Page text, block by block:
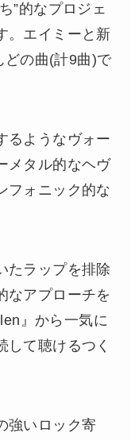
”的なプロジェ
。エイミーと新
どの曲(計9曲)で
るようなヴォー
メタル的なヘヴ
フォニック的な
たラップを排除
なアプローチを
』から一気に
して聴けるつく
強いロック寄